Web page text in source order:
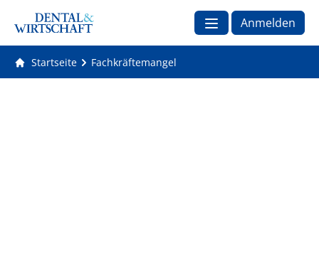
Anmelden
Startseite Fachkräftemangel